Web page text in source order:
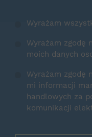
Wyrażam
Wyrażam zgodę
moich danych
Wyrażam zgodę
mi informacji
handlowych za
komunikacji